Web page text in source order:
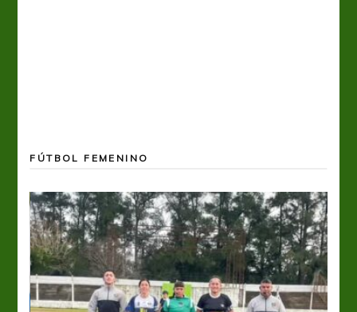
FÚTBOL FEMENINO